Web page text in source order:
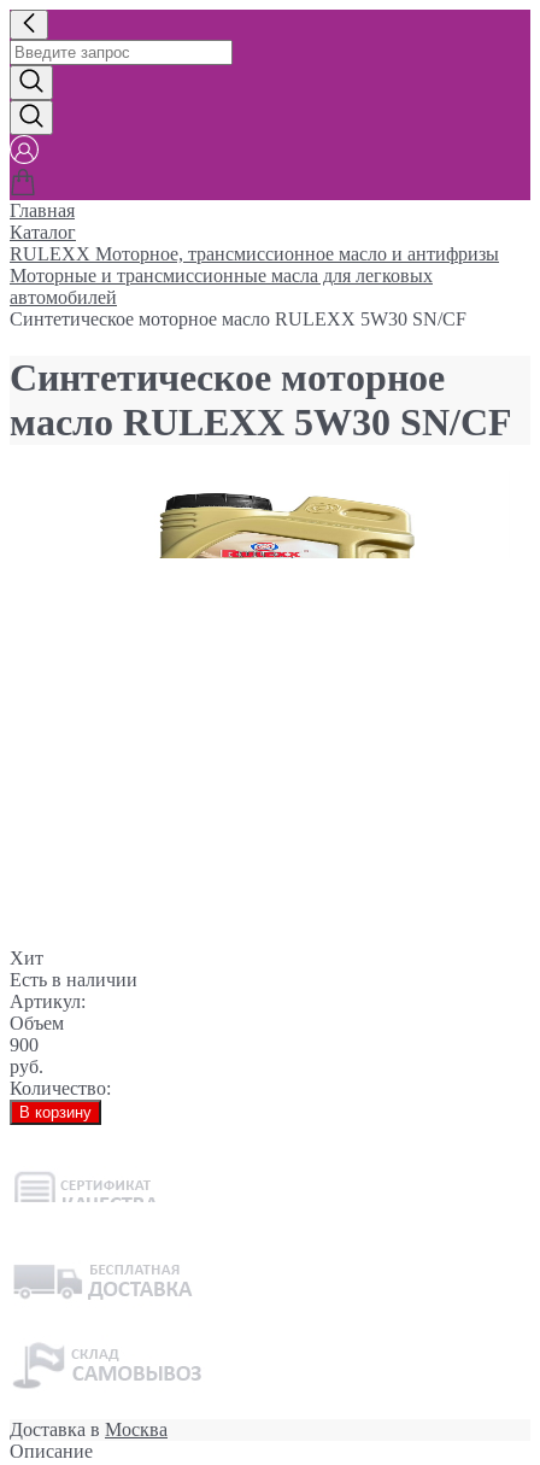
Главная
Каталог
RULEXX Моторное, трансмиссионное масло и антифризы
Моторные и трансмиссионные масла для легковых
автомобилей
Синтетическое моторное масло RULEXX 5W30 SN/CF
Синтетическое моторное
масло RULEXX 5W30 SN/CF
Хит
Есть в наличии
Артикул:
Объем
900
руб.
Количество:
В корзину
Доставка в Москва
Описание